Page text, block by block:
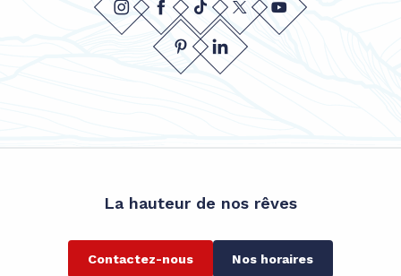
La hauteur de nos rêves
Contactez-nous Nos horaires